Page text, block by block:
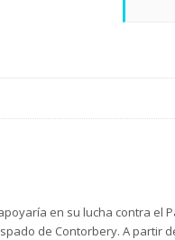
en su lucha contra el
de Contorbery. A partir